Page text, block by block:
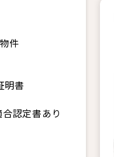
件
明書
認定書あり